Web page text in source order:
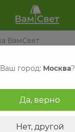
Ваш город: Москва?
Да, верно
Нет, другой